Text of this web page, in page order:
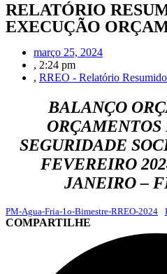
RELATÓRIO
EXECUÇÃO
março 25, 2024
, 2:24 pm
, RREO - Relatório
BALANÇO
SEGURIDADE
FEVEREIRO
JANEIRO –
PM-Agua-Fria-1o-Bimestre-RREO-2024
COMPARTILHE